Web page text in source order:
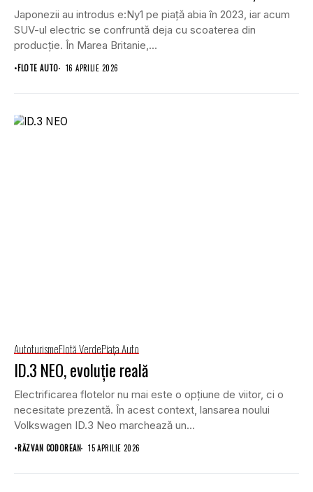
Japonezii au introdus e:Ny1 pe piață abia în 2023, iar acum
SUV-ul electric se confruntă deja cu scoaterea din
producție. În Marea Britanie,...
•FLOTE AUTO 16 APRILIE 2026
AutoturismeFlotă VerdePiaţa Auto
ID.3 NEO, evoluție reală
Electrificarea flotelor nu mai este o opțiune de viitor, ci o
necesitate prezentă. În acest context, lansarea noului
Volkswagen ID.3 Neo marchează un...
•RĂZVAN CODOREAN 15 APRILIE 2026